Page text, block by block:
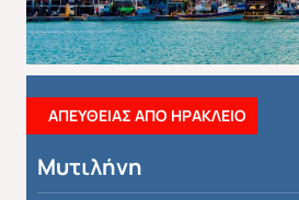
ΑΠΕΥΘΕΙΑΣ ΑΠΟ ΗΡΑΚΛΕΙΟ
Μυτιλήνη